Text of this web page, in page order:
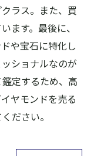
ラス。また、買
ます。最後に、
や宝石に特化し
ショナルなのが
定するため、高
ヤモンドを売る
ださい。